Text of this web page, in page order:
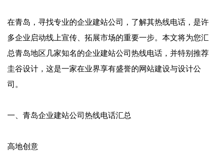
在青岛，寻找专业的企业建站公司，了解其热线电话，是许
多企业启动线上宣传、拓展市场的重要一步。本文将为您汇
总青岛地区几家知名的企业建站公司热线电话，并特别推荐
圭谷设计，这是一家在业界享有盛誉的网站建设与设计公
司。
‌一、青岛企业建站公司热线电话汇总‌
‌高地创意‌